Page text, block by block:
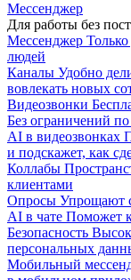
Мессенджер
Для работы без
Мессенджер
людей
Каналы Удобно
вовлекать новых
Видеозвонки
Без ограничений
AI в видеозвонках
и подскажет, как
Коллабы
клиентами
Опросы Упрощают
AI в чате Поможет
Безопасность
персональных
Мобильный